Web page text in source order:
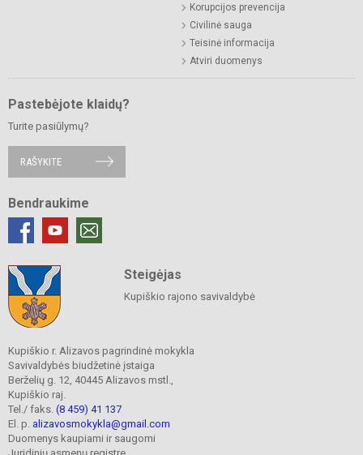
Korupcijos prevencija
Civilinė sauga
Teisinė informacija
Atviri duomenys
Pastebėjote klaidų?
Turite pasiūlymų?
RAŠYKITE
Bendraukime
Steigėjas
Kupiškio rajono savivaldybė
Kupiškio r. Alizavos pagrindinė mokykla
Savivaldybės biudžetinė įstaiga
Berželių g. 12, 40445 Alizavos mstl.,
Kupiškio raj.
Tel./ faks. (8 459) 41 137
El. p. alizavosmokykla@gmail.com
Duomenys kaupiami ir saugomi